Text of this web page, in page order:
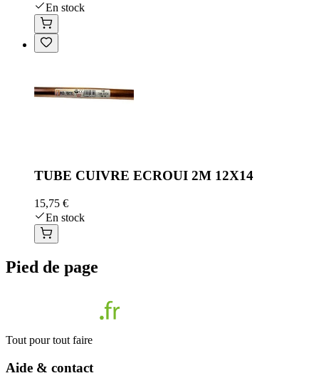
En stock
TUBE CUIVRE ECROUI 2M 12X14
15,75 €
En stock
Pied de page
Tout pour tout faire
Aide & contact